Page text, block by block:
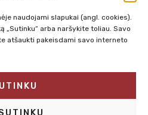
naudojami slapukai (angl. cookies).
„Sutinku“ arba naršykite toliau. Savo
atšaukti pakeisdami savo interneto